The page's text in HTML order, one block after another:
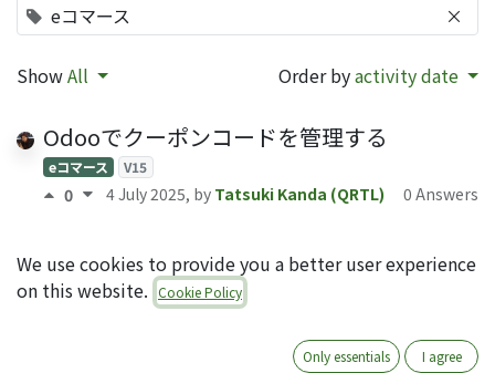
eコマース ×
ShowAll Order byactivity date
Odooでクーポンコードを管理する
eコマース V15
0 4 July 2025, by Tatsuki Kanda (QRTL) 0 Answers
eコマース V15
We use cookies to provide you a better user experience
on this website. Cookie Policy
Only essentials I agree